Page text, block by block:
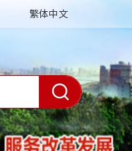
繁体中文